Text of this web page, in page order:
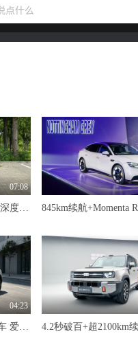
07:08
哟！原来是销量王来啦！ 深度试驾吉利星愿
04:23
不只卖情怀的纯电智能小车 爱卡深度试驾奇瑞QQ3